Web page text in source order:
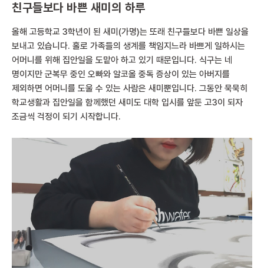
친구들보다 바쁜 새미의 하루
올해 고등학교 3학년이 된 새미(가명)는 또래 친구들보다 바쁜 일상을
보내고 있습니다. 홀로 가족들의 생계를 책임지느라 바쁘게 일하시는
어머니를 위해 집안일을 도맡아 하고 있기 때문입니다. 식구는 네
명이지만 군복무 중인 오빠와 알코올 중독 증상이 있는 아버지를
제외하면 어머니를 도울 수 있는 사람은 새미뿐입니다. 그동안 묵묵히
학교생활과 집안일을 함께했던 새미도 대학 입시를 앞둔 고3이 되자
조금씩 걱정이 되기 시작합니다.